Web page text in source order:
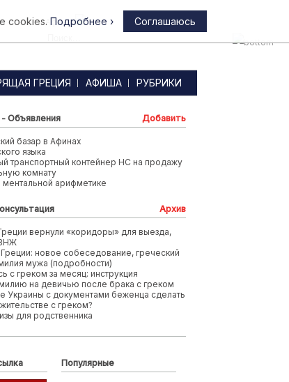
Афины
ГРЕЦИЯ АФИША РУБРИКИ
- Объявления Добавить
базар в Афинах
языка
транспортный контейнер HC на продажу
комнату
ментальной арифметике
Архив
вернули «коридоры» для выезда,
новое собеседование, греческий
мужа (подробности)
с греком за месяц: инструкция
на девичью после брака с греком
Украины с документами беженца сделать
с греком?
для родственника
Популярные
cookies. Подробнее › Соглашаюсь